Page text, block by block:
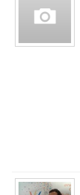
Dambovita
Dolj
Ialomita